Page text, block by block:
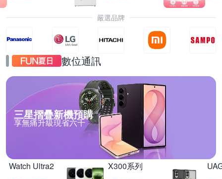
嚴選品牌
數位通訊
三星摺疊新機預購
享無痛升級現省六千
Watch Ultra2
X300系列